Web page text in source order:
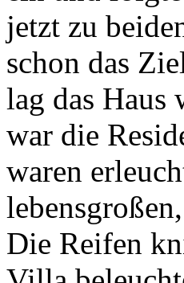
jetzt zu
schon das
lag das Haus
war die
waren
Die Reifen